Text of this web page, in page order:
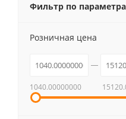
Фильтр по
Розничная цена
1040.00000000